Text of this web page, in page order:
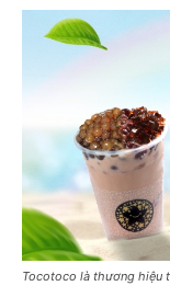
Tocotoco là thương hiệu